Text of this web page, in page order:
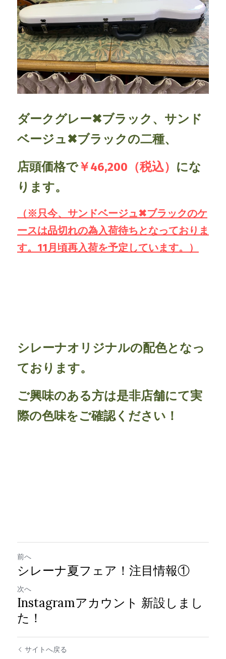
ダークグレー✖ブラック、サンド
ベージュ✖ブラックの二種、
店頭価格で￥46,200（税込） にな
ります。
（※只今、サンドベージュ✖ブラックのケ
ースは品切れの為入荷待ちとなっておりま
す。11月頃再入荷を予定しています。）
シレーナオリジナルの配色となっ
ております。
ご興味のある方は是非店舗にて実
際の色味をご確認ください！
前へ
シレーナ夏フェア！注目情報①
次へ
Instagramアカウント 新設しまし
た！
サイトへ戻る